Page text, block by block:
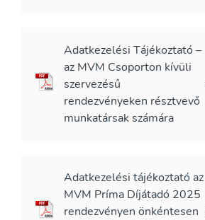
Adatkezelési Tájékoztató –
az MVM Csoporton kívüli
szervezésű
rendezvényeken résztvevő
munkatársak számára
Adatkezelési tájékoztató az
MVM Príma Díjátadó 2025
rendezvényen önkéntesen